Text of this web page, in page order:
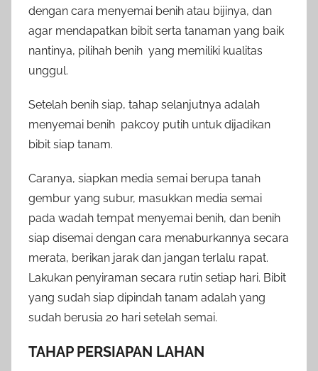
dengan cara menyemai benih atau bijinya, dan
agar mendapatkan bibit serta tanaman yang baik
nantinya, pilihah benih yang memiliki kualitas
unggul.
Setelah benih siap, tahap selanjutnya adalah
menyemai benih pakcoy putih untuk dijadikan
bibit siap tanam.
Caranya, siapkan media semai berupa tanah
gembur yang subur, masukkan media semai
pada wadah tempat menyemai benih, dan benih
siap disemai dengan cara menaburkannya secara
merata, berikan jarak dan jangan terlalu rapat.
Lakukan penyiraman secara rutin setiap hari. Bibit
yang sudah siap dipindah tanam adalah yang
sudah berusia 20 hari setelah semai.
TAHAP PERSIAPAN LAHAN